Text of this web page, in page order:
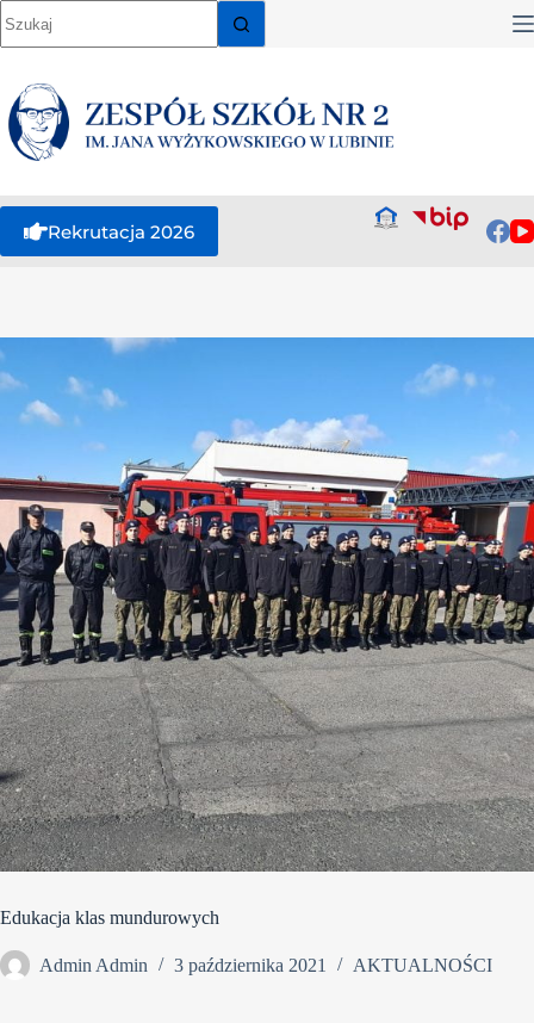
Rekrutacja 2026
Edukacja klas mundurowych
Admin Admin 3 października 2021 AKTUALNOŚCI